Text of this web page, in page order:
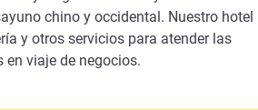
chino y occidental. Nuestro hotel
y otros servicios para atender las
en viaje de negocios.